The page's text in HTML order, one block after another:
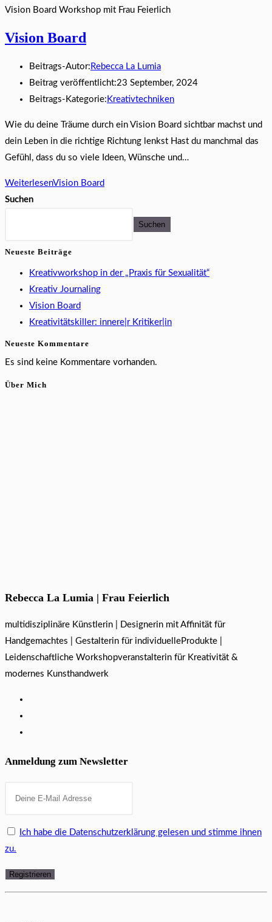
Vision Board Workshop mit Frau Feierlich
Vision Board
Beitrags-Autor: Rebecca La Lumia
Beitrag veröffentlicht:23 September, 2024
Beitrags-Kategorie: Kreativtechniken
Wie du deine Träume durch ein Vision Board sichtbar machst und
dein Leben in die richtige Richtung lenkst Hast du manchmal das
Gefühl, dass du so viele Ideen, Wünsche und…
WeiterlesenVision Board
Suchen
Suchen
Neueste Beiträge
Kreativworkshop in der „Praxis für Sexualität“
Kreativ Journaling
Vision Board
Kreativitätskiller: innere|r Kritiker|in
Neueste Kommentare
Es sind keine Kommentare vorhanden.
Über Mich
Rebecca La Lumia | Frau Feierlich
multidisziplinäre Künstlerin | Designerin mit Affinität für
Handgemachtes | Gestalterin für individuelleProdukte |
Leidenschaftliche Workshopveranstalterin für Kreativität &
modernes Kunsthandwerk
Anmeldung zum Newsletter
Ich habe die Datenschutzerklärung gelesen und stimme ihnen
zu.